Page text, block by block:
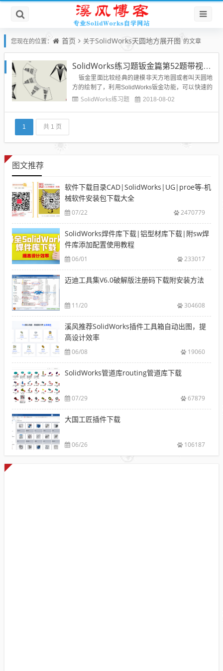
您现在的位置： 首页 关于SolidWorks天圆地方展开图 的文章
SolidWorks练习题钣金篇第52题带视频答案模型
钣金里面比较经典的建模非天方地圆或者叫天圆地
方的绘制了，利用SolidWorks钣金功能，可以快速的
导出SolidWorks天圆地方展开的钣金下料图，如果用
SolidWorks练习题 2018-08-02
1 共 1 页
图文推荐
软件下载目录CAD|SolidWorks|UG|proe等-机
械软件安装包下载大全
07/22 2470779
SolidWorks焊件库下载|铝型材库下载|附sw焊
件库添加配置使用教程
06/01 233017
迈迪工具集V6.0破解版注册码下载附安装方法
11/20 304608
溪风推荐SolidWorks插件工具箱自动出图，提
高设计效率
06/08 19060
SolidWorks管道库routing管道库下载
07/29 67879
大国工匠插件下载
06/26 106187